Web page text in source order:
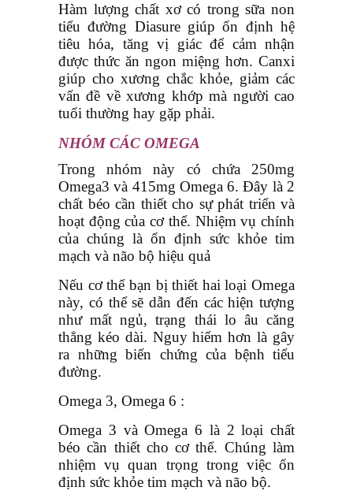
Hàm lượng chất xơ có trong sữa non
tiểu đường Diasure giúp ổn định hệ
tiêu hóa, tăng vị giác để cảm nhận
được thức ăn ngon miệng hơn. Canxi
giúp cho xương chắc khỏe, giảm các
vấn đề về xương khớp mà người cao
tuổi thường hay gặp phải.
NHÓM CÁC OMEGA
Trong nhóm này có chứa 250mg
Omega3 và 415mg Omega 6. Đây là 2
chất béo cần thiết cho sự phát triển và
hoạt động của cơ thể. Nhiệm vụ chính
của chúng là ổn định sức khỏe tim
mạch và não bộ hiệu quả
Nếu cơ thể bạn bị thiết hai loại Omega
này, có thể sẽ dẫn đến các hiện tượng
như mất ngủ, trạng thái lo âu căng
thẳng kéo dài. Nguy hiểm hơn là gây
ra những biến chứng của bệnh tiểu
đường.
Omega 3, Omega 6 :
Omega 3 và Omega 6 là 2 loại chất
béo cần thiết cho cơ thể. Chúng làm
nhiệm vụ quan trọng trong việc ổn
định sức khỏe tim mạch và não bộ.